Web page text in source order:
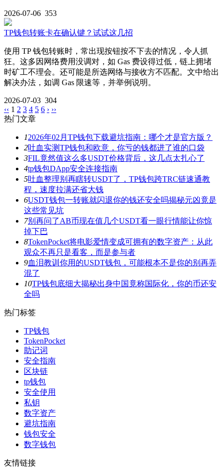
2026-07-06 353
TP钱包转账卡在确认键？试试这几招
使用 TP 钱包转账时，常出现按钮按不下去的情况，令人抓
狂。这多因网络费用没调对，如 Gas 费设得过低，链上拥堵
时矿工不理会。还可能是所选网络与接收方不匹配。文中给出
解决办法，如调 Gas 限速等，并举例说明。
2026-07-03 304
‹‹ 1 2 3 4 5 6 › ››
热门文章
12026年02月TP钱包下载避坑指南：哪个才是官方版？
2吐血实测TP钱包和欧意，你亏的钱都进了谁的口袋
3FIL竟然值这么多USDT价格背后，这几点太扎心了
4tp钱包DApp安全连接指南
5吐血整理别再瞎转USDT了，TP钱包跨TRC链速通教
程，速度拉满还省大钱
6USDT钱包一转账就闪退你的钱还安全吗揭秘元凶竟是
这些常见坑
7别再问了AB币现在值几个USDT看一眼行情能让你惊
掉下巴
8TokenPocket将电影爱情变成可拥有的数字资产：从此
观众不再只是看客，而是参与者
9血泪教训你用的USDT钱包，可能根本不是你的别再弄
混了
10TP钱包底细大揭秘出身中国竟称国际化，你的币还安
全吗
热门标签
TP钱包
TokenPocket
助记词
安全指南
区块链
tp钱包
安全使用
私钥
数字资产
避坑指南
钱包安全
数字钱包
友情链接